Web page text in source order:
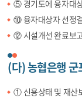
⑤ 경기도에 융자대
⑩ 융자대상자 선정
⑫ 시설개선 완료보
(다) 농협은행
① 신용상태 및 재산